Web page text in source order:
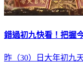
錯過初九快看！把握
昨（30）日大年初九